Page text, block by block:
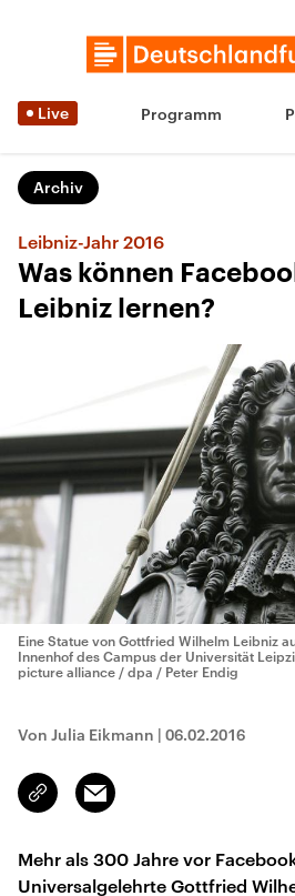
Live Programm
Archiv
Leibniz-Jahr 2016
Was können
Leibniz lernen?
Eine Statue von Gottfried Wilhelm Leibniz
Innenhof des Campus der Universität
picture alliance / dpa / Peter Endig
Von Julia Eikmann | 06.02.2016
Link
kopieren/teilen
Email
Mehr als 300 Jahre vor
Universalgelehrte Gottfried